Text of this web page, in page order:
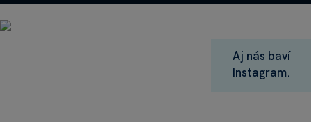
Aj nás baví
Instagram.